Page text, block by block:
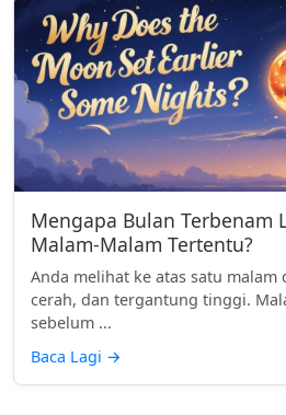
Mengapa Bulan Terbenam
Malam-Malam Tertentu?
Anda melihat ke atas satu malam
cerah, dan tergantung tinggi.
sebelum ...
Baca Lagi →